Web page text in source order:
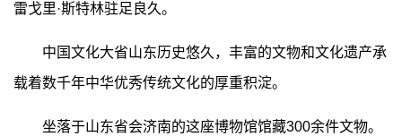
雷戈里·斯特林驻足良久。
中国文化大省山东历史悠久，丰富的文物和文化遗产承
载着数千年中华优秀传统文化的厚重积淀。
坐落于山东省会济南的这座博物馆馆藏300余件文物。